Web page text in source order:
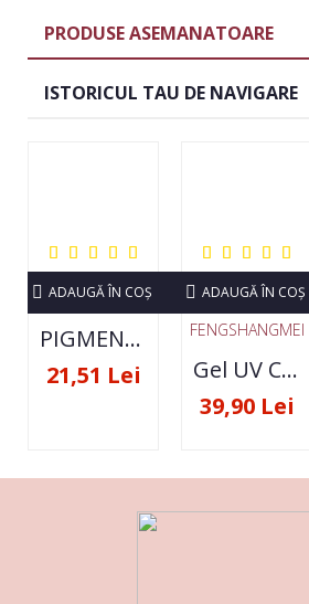
PRODUSE ASEMANATOARE
ISTORICUL TAU DE NAVIGARE
PIGMENT NEON SET 12 CULORI
21,51 Lei
ADAUGĂ ÎN COŞ
FENGSHANGMEI
Gel UV Constructie FSM 50ML - 07
39,90 Lei
ADAUGĂ ÎN COŞ